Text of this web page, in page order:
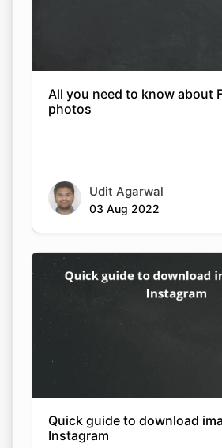
All you need to know about
photos
Udit Agarwal
03 Aug 2022
Quick guide to download
Instagram